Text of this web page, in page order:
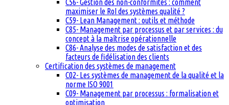
C56- Gestion des non-conformités : comment
maximiser le RoI des systèmes qualité ?
C59- Lean Management : outils et méthode
C85- Management par processus et par services : du
concept à la maîtrise opérationnelle
C86- Analyse des modes de satisfaction et des
facteurs de fidélisation des clients
Certification des systèmes de management
C02- Les systèmes de management de la qualité et la
norme ISO 9001
C09- Management par processus : formalisation et
optimisation